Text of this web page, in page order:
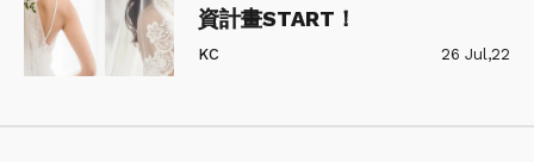
資計畫START！
KC 26 Jul,22